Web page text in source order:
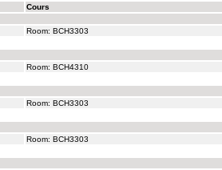
Cours
Room: BCH3303
Room: BCH4310
Room: BCH3303
Room: BCH3303